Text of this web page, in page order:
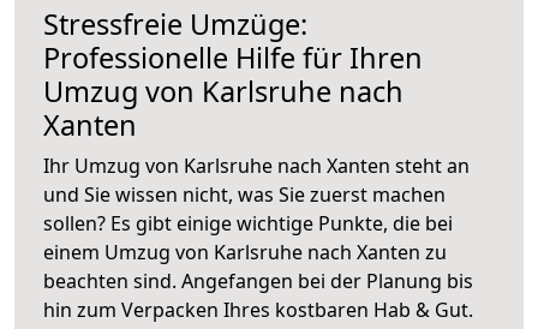
Stressfreie Umzüge:
Professionelle Hilfe für Ihren
Umzug von Karlsruhe nach
Xanten
Ihr Umzug von Karlsruhe nach Xanten steht an
und Sie wissen nicht, was Sie zuerst machen
sollen? Es gibt einige wichtige Punkte, die bei
einem Umzug von Karlsruhe nach Xanten zu
beachten sind. Angefangen bei der Planung bis
hin zum Verpacken Ihres kostbaren Hab & Gut.